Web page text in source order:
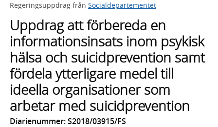
framträder
lista
med
sökförslag
Regeringsuppdrag från Socialdepartementet
Uppdrag att förbereda en
informationsinsats inom psykisk
hälsa och suicidprevention samt
fördela ytterligare medel till
ideella organisationer som
arbetar med suicidprevention
Diarienummer: S2018/03915/FS